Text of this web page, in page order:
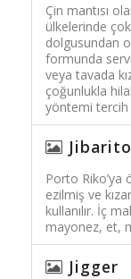
Çin mantısı
ülkelerinde
dolgusundan
formunda
veya tavada
çoğunlukla
yöntemi tercih
Jibarito
Porto Riko’ya
ezilmiş ve
kullanılır. İç
mayonez, et,
Jigger